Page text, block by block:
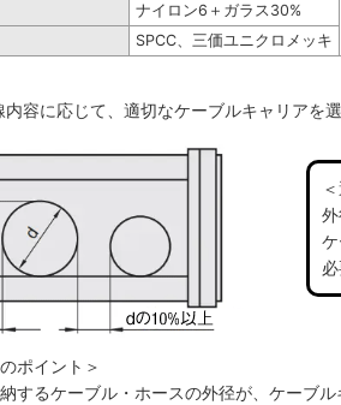
ナイロン6＋ガラス30%
SPCC、三価ユニクロメッキ
容に応じて、適切なケーブルキャリアを
ポイント＞
るケーブル・ホースの外径が、ケーブ